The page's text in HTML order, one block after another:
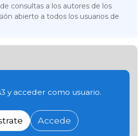
consultas a los autores de los
abierto a todos los usuarios de
y acceder como usuario.
Accede